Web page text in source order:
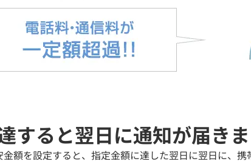
すると翌日に通知が届き
額を設定すると、指定金額に達した翌日に翌日に、